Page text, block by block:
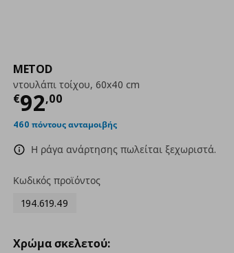
METOD
ντουλάπι τοίχου, 60x40 cm
€92,00
Τρέχουσα τιμή
460 πόντους ανταμοιβής
Η ράγα ανάρτησης πωλείται ξεχωριστά.
Κωδικός προϊόντος
194.619.49
Χρώμα σκελετού: